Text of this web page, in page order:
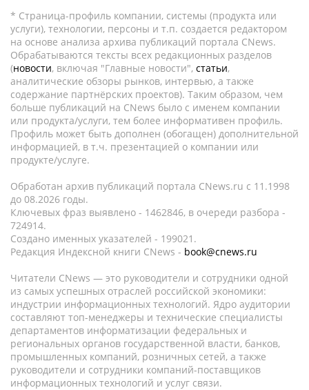
* Страница-профиль компании, системы (продукта или
услуги), технологии, персоны и т.п. создается редактором
на основе анализа архива публикаций портала CNews.
Обрабатываются тексты всех редакционных разделов
(новости, включая "Главные новости", статьи,
аналитические обзоры рынков, интервью, а также
содержание партнёрских проектов). Таким образом, чем
больше публикаций на CNews было с именем компании
или продукта/услуги, тем более информативен профиль.
Профиль может быть дополнен (обогащен) дополнительной
информацией, в т.ч. презентацией о компании или
продукте/услуге.
Обработан архив публикаций портала CNews.ru c 11.1998
до 08.2026 годы.
Ключевых фраз выявлено - 1462846, в очереди разбора -
724914.
Создано именных указателей - 199021.
Редакция Индексной книги CNews - book@cnews.ru
Читатели CNews — это руководители и сотрудники одной
из самых успешных отраслей российской экономики:
индустрии информационных технологий. Ядро аудитории
составляют топ-менеджеры и технические специалисты
департаментов информатизации федеральных и
региональных органов государственной власти, банков,
промышленных компаний, розничных сетей, а также
руководители и сотрудники компаний-поставщиков
информационных технологий и услуг связи.